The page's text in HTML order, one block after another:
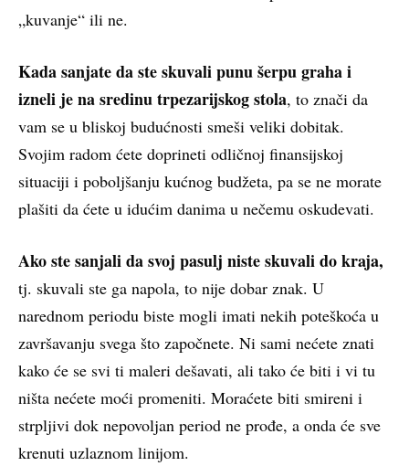
„kuvanje“ ili ne.
Kada sanjate da ste skuvali punu šerpu graha i
izneli je na sredinu trpezarijskog stola, to znači da
vam se u bliskoj budućnosti smeši veliki dobitak.
Svojim radom ćete doprineti odličnoj finansijskoj
situaciji i poboljšanju kućnog budžeta, pa se ne morate
plašiti da ćete u idućim danima u nečemu oskudevati.
Ako ste sanjali da svoj pasulj niste skuvali do kraja,
tj. skuvali ste ga napola, to nije dobar znak. U
narednom periodu biste mogli imati nekih poteškoća u
završavanju svega što započnete. Ni sami nećete znati
kako će se svi ti maleri dešavati, ali tako će biti i vi tu
ništa nećete moći promeniti. Moraćete biti smireni i
strpljivi dok nepovoljan period ne prođe, a onda će sve
krenuti uzlaznom linijom.